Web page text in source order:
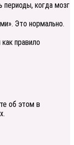
периоды, когда мозг
Это нормально.
правило
об этом в